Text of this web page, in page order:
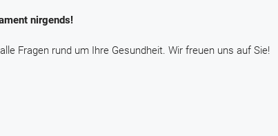
nirgends!
Fragen rund um Ihre Gesundheit. Wir freuen uns auf Sie!